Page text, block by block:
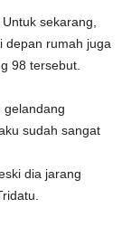
sekarang,
depan rumah juga
98 tersebut.
gelandang
sudah sangat
dia jarang